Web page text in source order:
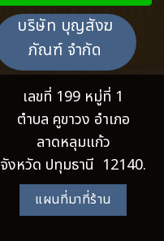
บริษัท บุญสังฆ
ภัณฑ์ จำกัด
เลขที่ 199 หมู่ที่ 1
ตำบล คูขาวง อำเภอ
ลาดหลุมแก้ว
จังหวัด ปทุมธานี 12140.
แผนที่มาที่ร้าน